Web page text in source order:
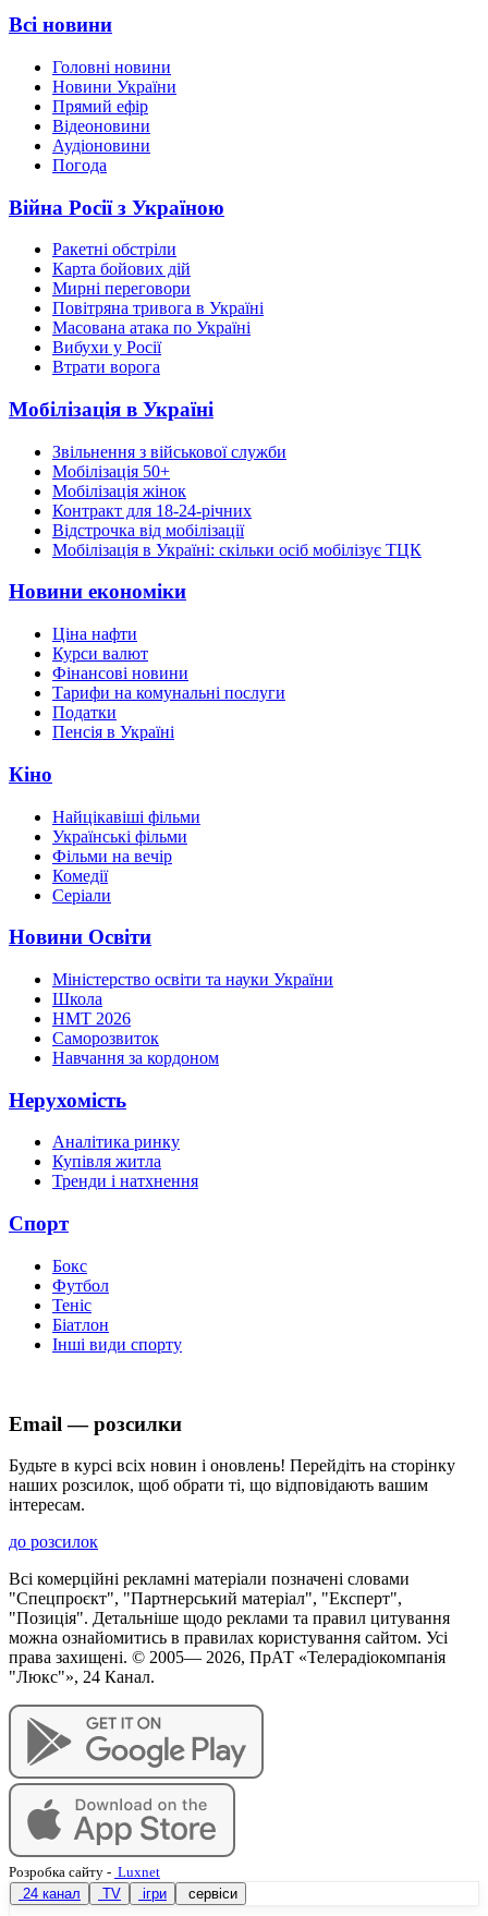
Всі новини
Головні новини
Новини України
Прямий ефір
Відеоновини
Аудіоновини
Погода
Війна Росії з Україною
Ракетні обстріли
Карта бойових дій
Мирні переговори
Повітряна тривога в Україні
Масована атака по Україні
Вибухи у Росії
Втрати ворога
Мобілізація в Україні
Звільнення з військової служби
Мобілізація 50+
Мобілізація жінок
Контракт для 18-24-річних
Відстрочка від мобілізації
Мобілізація в Україні: скільки осіб мобілізує ТЦК
Новини економіки
Ціна нафти
Курси валют
Фінансові новини
Тарифи на комунальні послуги
Податки
Пенсія в Україні
Кіно
Найцікавіші фільми
Українські фільми
Фільми на вечір
Комедії
Серіали
Новини Освіти
Міністерство освіти та науки України
Школа
НМТ 2026
Саморозвиток
Навчання за кордоном
Нерухомість
Аналітика ринку
Купівля житла
Тренди і натхнення
Спорт
Бокс
Футбол
Теніс
Біатлон
Інші види спорту
Email — розсилки
Будьте в курсі всіх новин і оновлень! Перейдіть на сторінку
наших розсилок, щоб обрати ті, що відповідають вашим
інтересам.
до розсилок
Всі комерційні рекламні матеріали позначені словами
"Спецпроєкт", "Партнерський матеріал", "Експерт",
"Позиція". Детальніше щодо реклами та правил цитування
можна ознайомитись в правилах користування сайтом. Усі
права захищені. © 2005— 2026, ПрАТ «Телерадіокомпанія
"Люкс"», 24 Канал.
Розробка сайту - Luxnet
24 канал
TV ігри сервіси